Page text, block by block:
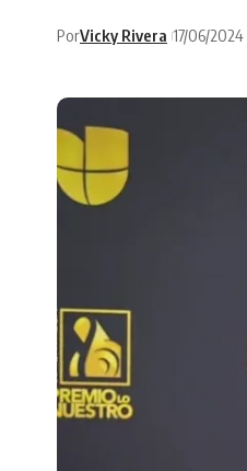
PorVicky Rivera 17/06/2024